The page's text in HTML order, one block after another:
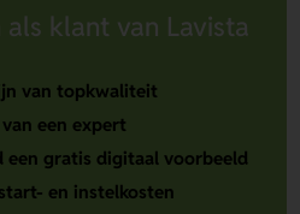
klant van Lavista
van topkwaliteit
een expert
een gratis digitaal voorbeeld
en instelkosten